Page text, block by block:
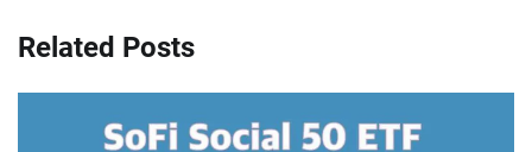
Related Posts